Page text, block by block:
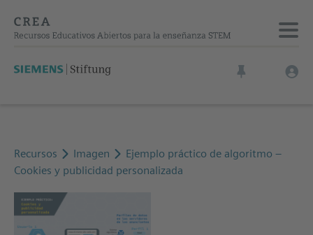
Recursos Imagen
Ejemplo práctico de algoritmo –
Cookies y publicidad personalizada